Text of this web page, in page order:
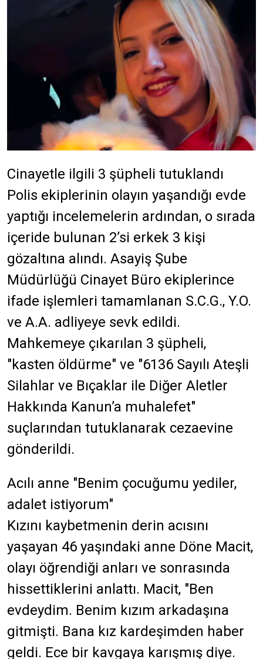
Cinayetle ilgili 3 şüpheli tutuklandı
Polis ekiplerinin olayın yaşandığı evde
yaptığı incelemelerin ardından, o sırada
içeride bulunan 2’si erkek 3 kişi
gözaltına alındı. Asayiş Şube
Müdürlüğü Cinayet Büro ekiplerince
ifade işlemleri tamamlanan S.C.G., Y.O.
ve A.A. adliyeye sevk edildi.
Mahkemeye çıkarılan 3 şüpheli,
"kasten öldürme" ve "6136 Sayılı Ateşli
Silahlar ve Bıçaklar ile Diğer Aletler
Hakkında Kanun’a muhalefet"
suçlarından tutuklanarak cezaevine
gönderildi.
Acılı anne "Benim çocuğumu yediler,
adalet istiyorum"
Kızını kaybetmenin derin acısını
yaşayan 46 yaşındaki anne Döne Macit,
olayı öğrendiği anları ve sonrasında
hissettiklerini anlattı. Macit, "Ben
evdeydim. Benim kızım arkadaşına
gitmişti. Bana kız kardeşimden haber
geldi. Ece bir kavgaya karışmış diye.